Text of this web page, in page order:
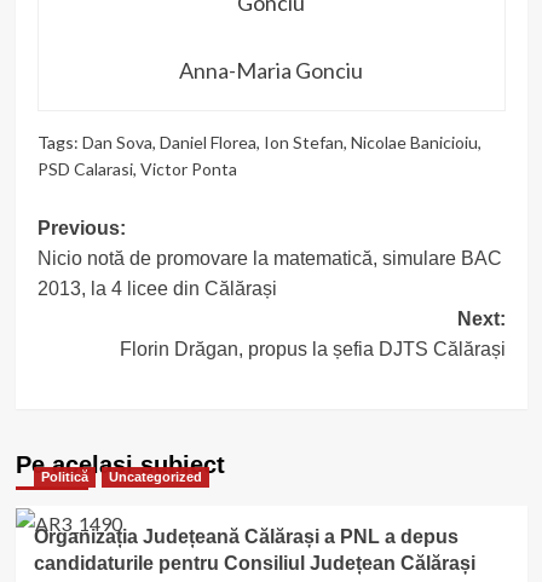
Anna-Maria Gonciu
Tags: Dan Sova, Daniel Florea, Ion Stefan, Nicolae Banicioiu,
PSD Calarasi, Victor Ponta
Post
navigation
Previous:
Nicio notă de promovare la matematică, simulare BAC
2013, la 4 licee din Călărași
Next:
Florin Drăgan, propus la șefia DJTS Călărași
Pe acelasi subiect
Politică Uncategorized
Organizația Județeană Călărași a PNL a depus
candidaturile pentru Consiliul Județean Călărași